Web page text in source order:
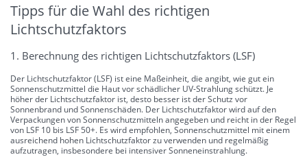
Tipps für die Wahl des richtigen
Lichtschutzfaktors
1. Berechnung des richtigen Lichtschutzfaktors (LSF)
Der Lichtschutzfaktor (LSF) ist eine Maßeinheit, die angibt, wie gut ein
Sonnenschutzmittel die Haut vor schädlicher UV-Strahlung schützt. Je
höher der Lichtschutzfaktor ist, desto besser ist der Schutz vor
Sonnenbrand und Sonnenschäden. Der Lichtschutzfaktor wird auf den
Verpackungen von Sonnenschutzmitteln angegeben und reicht in der Regel
von LSF 10 bis LSF 50+. Es wird empfohlen, Sonnenschutzmittel mit einem
ausreichend hohen Lichtschutzfaktor zu verwenden und regelmäßig
aufzutragen, insbesondere bei intensiver Sonneneinstrahlung.